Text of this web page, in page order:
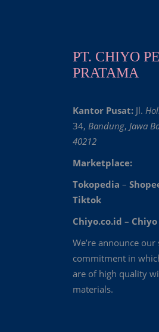
PT. CHIYO
PRATAMA
Kantor Pusat: Jl.
34, Bandung, Jawa
40212
Marketplace:
Tokopedia –
Tiktok
Chiyo.co.id –
We’re announce
commitment in
are of high quality
materials.